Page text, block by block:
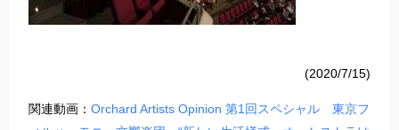
(2020/7/15)
関連動画： Orchard Artists Opinion 第1回スペシャル 東京フ